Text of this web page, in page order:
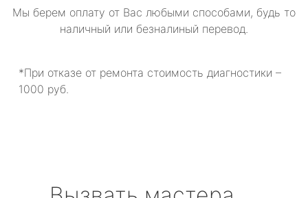
Мы берем оплату от Вас любыми способами, будь то
наличный или безналиный перевод.
*При отказе от ремонта стоимость диагностики –
1000 руб.